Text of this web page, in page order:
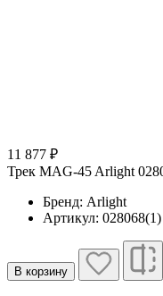
11 877 ₽
Трек MAG-45 Arlight
Бренд: Arlight
Артикул: 028068(1)
В корзину